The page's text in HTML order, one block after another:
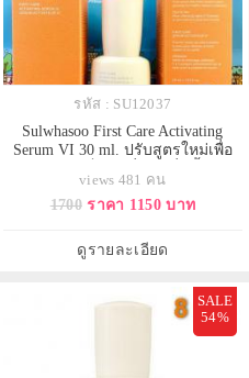
รหัส : SU12037
Sulwhasoo First Care Activating
Serum VI 30 ml. ปรับสูตรใหม่เพื่อ
แรกในการปรนนิบัติผิวฟื้นบำรุงและ
ลดเลือนริ้วรอย ผสานสารสกัดจาก
เซลล์ผิวใหม่เสริมเกราะป้องกันผิวให้
ดีขึ้นกว่าสูตรเด
views 481 คน
1700 ราคา 1150 บาท
ดูรายละเอียด
SALE
54%